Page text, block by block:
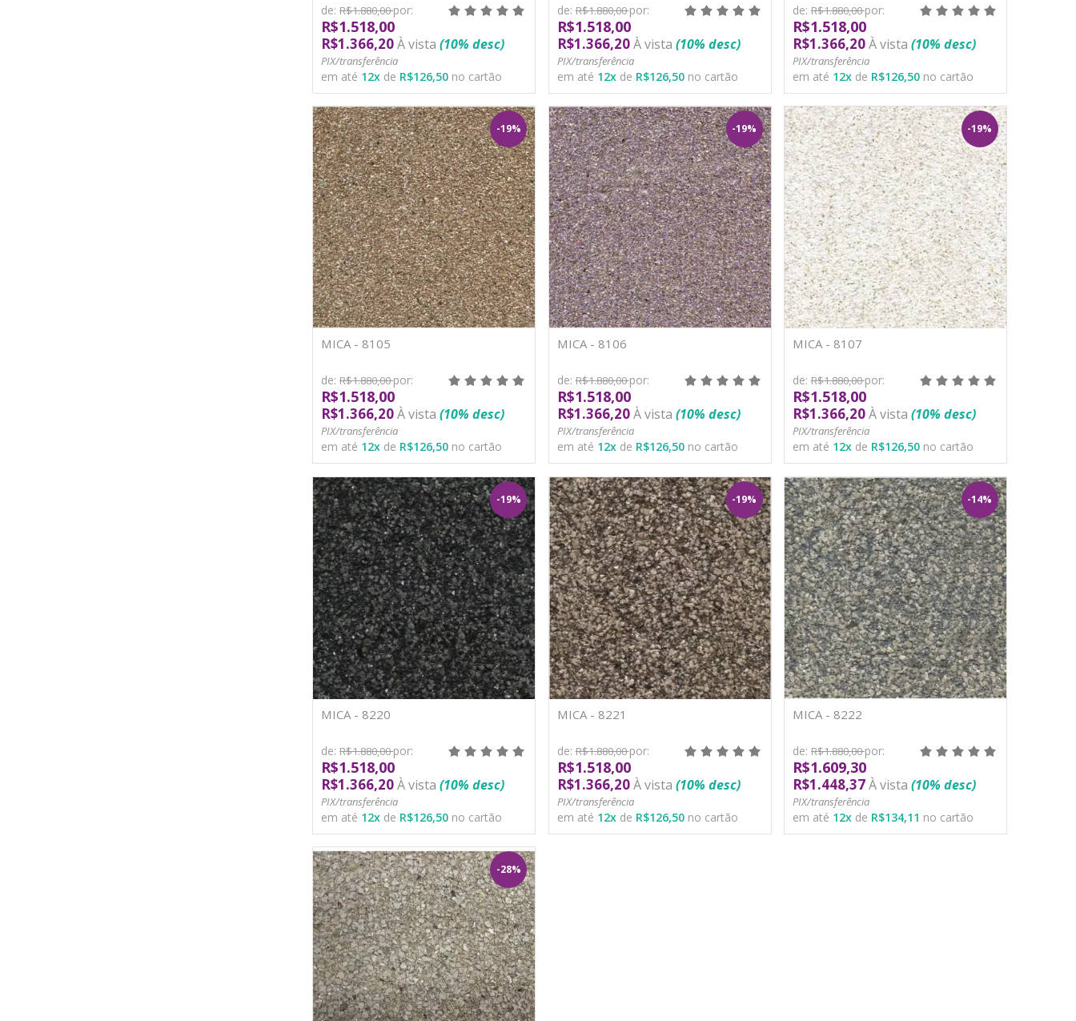
de: R$1.880,00por:
R$1.518,00
R$1.366,20À vista (10% desc)
PIX/transferência
em até 12x de R$126,50 no cartão
de: R$1.880,00por:
R$1.518,00
R$1.366,20 À vista (10% desc)
PIX/transferência
em até 12xde R$126,50no cartão
de: R$1.880,00por:
R$1.518,00
R$1.366,20À vista (10% desc)
PIX/transferência
em até 12xde R$126,50no cartão
-19%
MICA - 8105
de: R$1.880,00por:
R$1.518,00
R$1.366,20À vista (10% desc)
PIX/transferência
em até 12x de R$126,50 no cartão
-19%
MICA - 8106
de: R$1.880,00por:
R$1.518,00
R$1.366,20 À vista (10% desc)
PIX/transferência
em até 12xde R$126,50no cartão
-19%
MICA - 8107
de: R$1.880,00por:
R$1.518,00
R$1.366,20À vista (10% desc)
PIX/transferência
em até 12xde R$126,50no cartão
-19%
MICA - 8220
de: R$1.880,00por:
R$1.518,00
R$1.366,20À vista (10% desc)
PIX/transferência
em até 12x de R$126,50 no cartão
-19%
MICA - 8221
de: R$1.880,00por:
R$1.518,00
R$1.366,20 À vista (10% desc)
PIX/transferência
em até 12xde R$126,50no cartão
-14%
MICA - 8222
de: R$1.880,00por:
R$1.609,30
R$1.448,37À vista (10% desc)
PIX/transferência
em até 12xde R$134,11 no cartão
-28%